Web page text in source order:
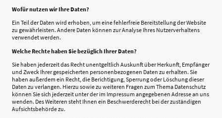
Wofür nutzen wir Ihre Daten?
Ein Teil der Daten wird erhoben, um eine fehlerfreie Bereitstellung der Website
zu gewährleisten. Andere Daten können zur Analyse Ihres Nutzerverhaltens
verwendet werden.
Welche Rechte haben Sie bezüglich Ihrer Daten?
Sie haben jederzeit das Recht unentgeltlich Auskunft über Herkunft, Empfänger
und Zweck Ihrer gespeicherten personenbezogenen Daten zu erhalten. Sie
haben außerdem ein Recht, die Berichtigung, Sperrung oder Löschung dieser
Daten zu verlangen. Hierzu sowie zu weiteren Fragen zum Thema Datenschutz
können Sie sich jederzeit unter der im Impressum angegebenen Adresse an uns
wenden. Des Weiteren steht Ihnen ein Beschwerderecht bei der zuständigen
Aufsichtsbehörde zu.